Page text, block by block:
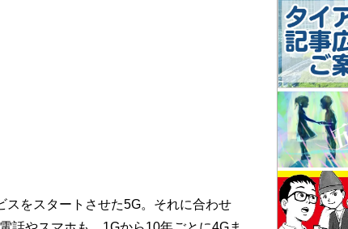
をスタートさせた5G。それに合わせ